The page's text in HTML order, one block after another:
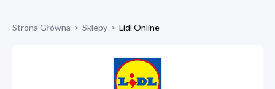
Strona Główna > Sklepy > Lidl Online